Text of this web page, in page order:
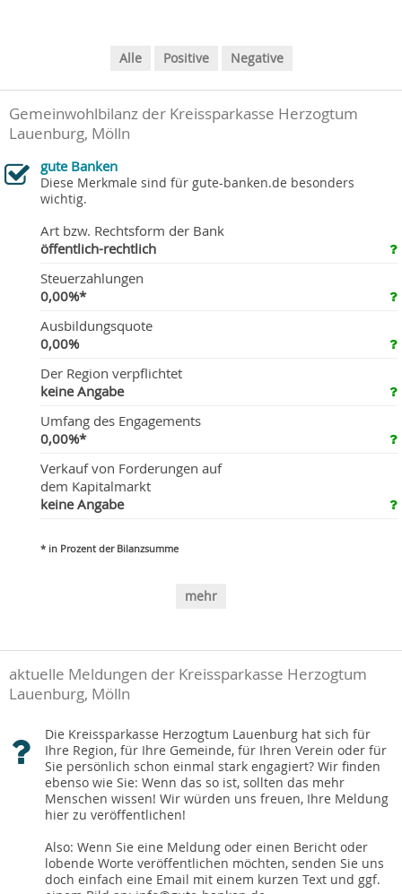
Alle Positive Negative
Gemeinwohlbilanz der Kreissparkasse Herzogtum
Lauenburg, Mölln
gute Banken
Diese Merkmale sind für gute-banken.de besonders
wichtig.
Art bzw. Rechtsform der Bank
öffentlich-rechtlich
Steuerzahlungen
0,00%*
Ausbildungsquote
0,00%
Der Region verpflichtet
keine Angabe
Umfang des Engagements
0,00%*
Verkauf von Forderungen auf
dem Kapitalmarkt
keine Angabe
* in Prozent der Bilanzsumme
mehr
aktuelle Meldungen der Kreissparkasse Herzogtum
Lauenburg, Mölln
Die Kreissparkasse Herzogtum Lauenburg hat sich für
Ihre Region, für Ihre Gemeinde, für Ihren Verein oder für
Sie persönlich schon einmal stark engagiert? Wir finden
ebenso wie Sie: Wenn das so ist, sollten das mehr
Menschen wissen! Wir würden uns freuen, Ihre Meldung
hier zu veröffentlichen!
Also: Wenn Sie eine Meldung oder einen Bericht oder
lobende Worte veröffentlichen möchten, senden Sie uns
doch einfach eine Email mit einem kurzen Text und ggf.